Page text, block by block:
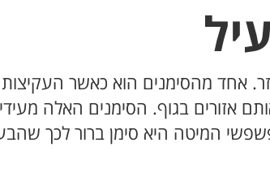
אחד מהסימנים הוא כאשר העקיצות
אזורים בגוף. הסימנים האלה
המיטה היא סימן ברור לכך